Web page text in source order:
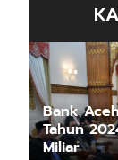
Bank
Tahun
Miliar